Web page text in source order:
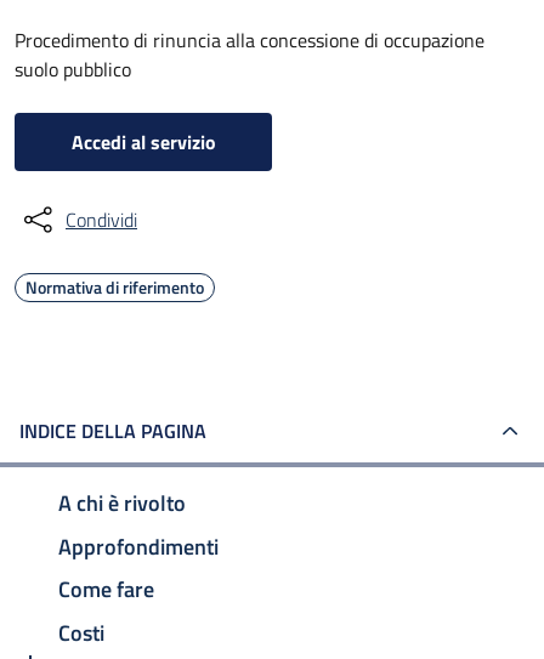
Procedimento di rinuncia alla concessione di occupazione
suolo pubblico
Accedi al servizio
Condividi
Normativa di riferimento
INDICE DELLA PAGINA
A chi è rivolto
Approfondimenti
Come fare
Costi